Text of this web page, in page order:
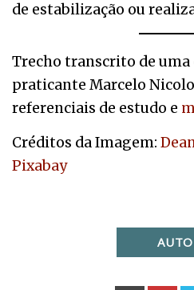
de estabilização ou
Trecho transcrito de uma
praticante Marcelo
referenciais de estudo e
Créditos da Imagem:
Pixabay